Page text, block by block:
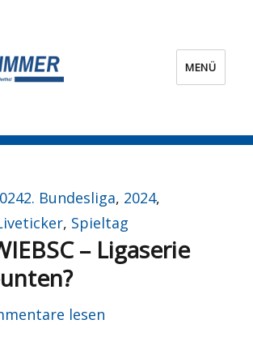
MENÜ
Kategorien
2. Bundesliga, 2024,
, Spieltag
– Ligaserie
lesen